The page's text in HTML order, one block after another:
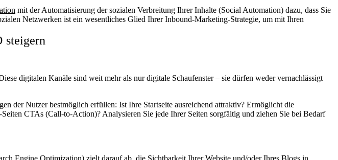
mit der Automatisierung der sozialen Verbreitung Ihrer Inhalte (Social Automation) dazu, dass Sie
Netzwerken ist ein wesentliches Glied Ihrer Inbound-Marketing-Strategie, um mit Ihren
steigern
digitalen Kanäle sind weit mehr als nur digitale Schaufenster – sie dürfen weder vernachlässigt
der Nutzer bestmöglich erfüllen: Ist Ihre Startseite ausreichend attraktiv? Ermöglicht die
CTAs (Call-to-Action)? Analysieren Sie jede Ihrer Seiten sorgfältig und ziehen Sie bei Bedarf
Engine Optimization) zielt darauf ab, die Sichtbarkeit Ihrer Website und/oder Ihres Blogs in